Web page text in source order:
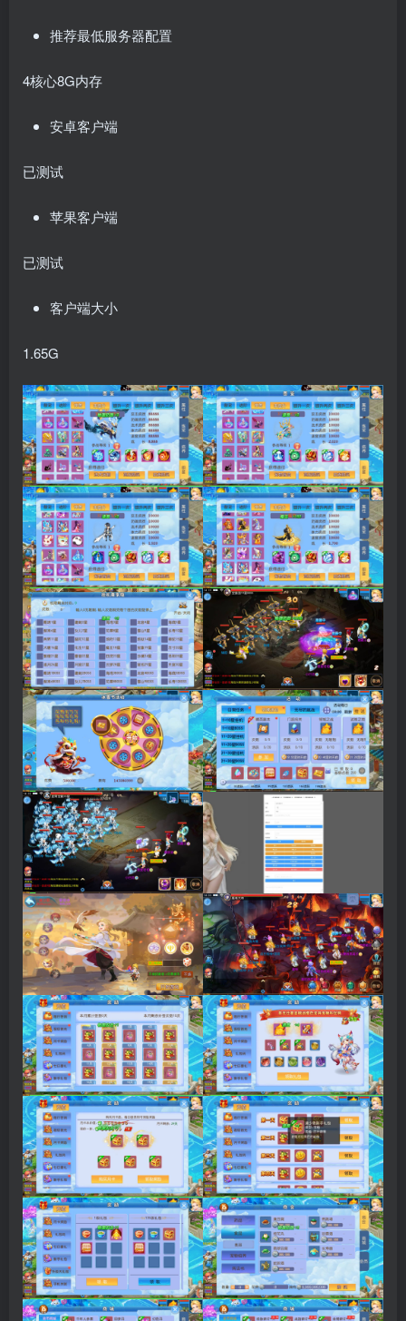
推荐最低服务器配置
4核心8G内存
安卓客户端
已测试
苹果客户端
已测试
客户端大小
1.65G